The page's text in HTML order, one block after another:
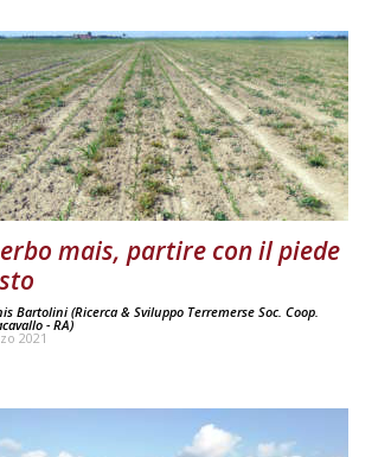
mais, partire con il piede
Bartolini (Ricerca & Sviluppo Terremerse Soc. Coop.
- RA)
2021